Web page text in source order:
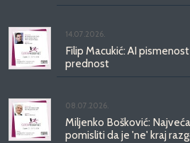
14.07.2026.
Filip Macukić: AI
prednost
08.07.2026.
Miljenko Bošković:
pomisliti da je 'ne' kraj